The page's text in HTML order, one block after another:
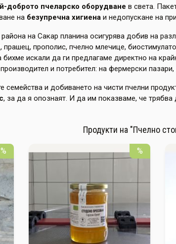
доброто пчеларско оборудване в света.
на безупречна хигиена и недопускане на
района на Сакар планина осигурява добив на
прополис, пчелно млечице,
искали да ги предлагаме директно на
и потребител: на фермерски
семейства и добиването на чисти пчелни
, за да я опознаят. И да им показваме, че трябва
Продукти на "Пчелно
% %